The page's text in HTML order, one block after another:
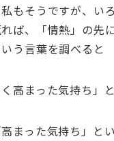
もそうですが、い
ば、「情熱」の先
う言葉を調べると
く高まった気持ち」
まった気持ち」と